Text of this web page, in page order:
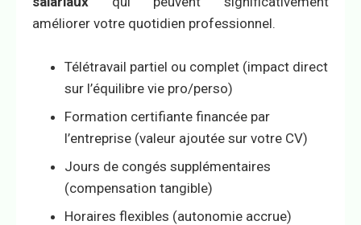
améliorer votre quotidien professionnel.
Télétravail partiel ou complet (impact direct
sur l’équilibre vie pro/perso)
Formation certifiante financée par
l’entreprise (valeur ajoutée sur votre CV)
Jours de congés supplémentaires
(compensation tangible)
Horaires flexibles (autonomie accrue)